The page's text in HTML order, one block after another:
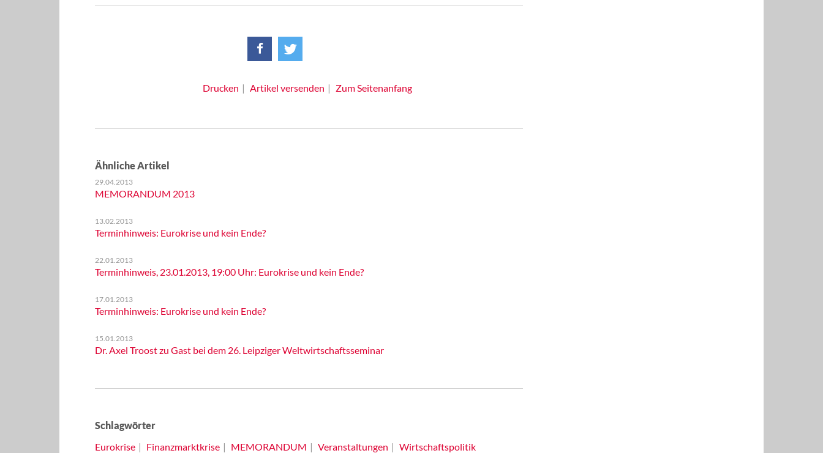
Drucken Artikel versenden Zum Seitenanfang
Ähnliche Artikel
29.04.2013
MEMORANDUM 2013
13.02.2013
Terminhinweis: Eurokrise und kein Ende?
22.01.2013
Terminhinweis, 23.01.2013, 19:00 Uhr: Eurokrise und kein Ende?
17.01.2013
Terminhinweis: Eurokrise und kein Ende?
15.01.2013
Dr. Axel Troost zu Gast bei dem 26. Leipziger Weltwirtschaftsseminar
Schlagwörter
Eurokrise
Finanzmarktkrise MEMORANDUM Veranstaltungen Wirtschaftspolitik